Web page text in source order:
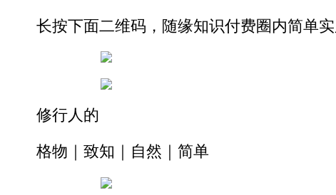
长按下面二维码，随缘知识付费圈内简单
修行人的
格物｜致知｜自然｜简单